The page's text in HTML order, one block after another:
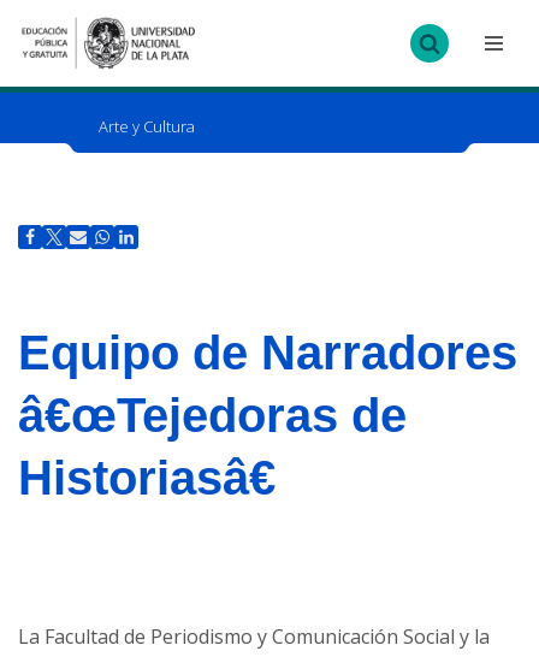
Ir
al
Arte y Cultura
Equipo de Narradores
â€œTejedoras de
Historiasâ€
La Facultad de Periodismo y Comunicación Social y la